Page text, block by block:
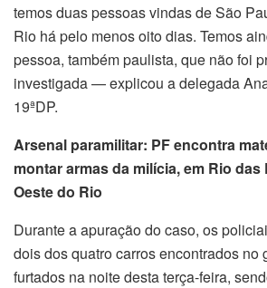
panel
panel
panel
panel
panel
panel
panel
temos duas pessoas vindas de São
Rio há pelo menos oito dias. Temos
pessoa, também paulista, que não foi
investigada — explicou a delegada
19ªDP.
Arsenal paramilitar: PF encontra
montar armas da milícia, em Rio das
Oeste do Rio
Durante a apuração do caso, os
dois dos quatro carros encontrados no
furtados na noite desta terça-feira,